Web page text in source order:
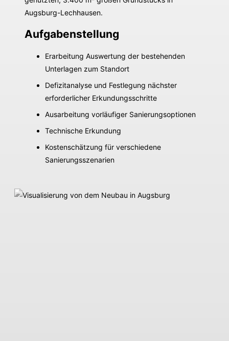
Augsburg-Lechhausen.
Aufgabenstellung
Erarbeitung Auswertung der bestehenden
Unterlagen zum Standort
Defizitanalyse und Festlegung nächster
erforderlicher Erkundungsschritte
Ausarbeitung vorläufiger Sanierungsoptionen
Technische Erkundung
Kostenschätzung für verschiedene
Sanierungsszenarien